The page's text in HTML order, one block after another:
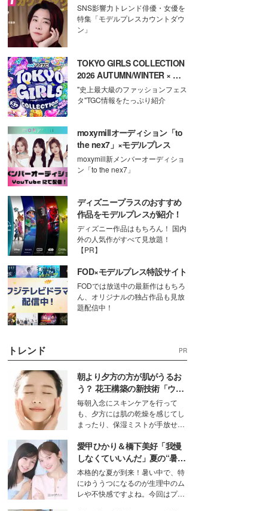
SNS影響力トレンド俳優・女優を
特集「モデルプレスカウントダウ
ン」
TOKYO GIRLS COLLECTION
2026 AUTUMN/WINTER × モ
デルプレス
"史上最大級のファッションフェス
タ"TGC情報をたっぷり紹介
moxymillオーディション「to
the nex7」×モデルプレス
moxymill新メンバーオーディショ
ン「to the nex7」
ディズニープラスのおすすめ
作品をモデルプレスが紹介！
ディズニー作品はもちろん！ 国内
外の人気作がすべて見放題！
【PR】
FOD×モデルプレス特設サイト
FODでは放送中の最新作はもちろ
ん、オリジナルの独占作品も見放
題配信中！
トレンド PR
朝より夕方の方が肌がうるお
う？ 花王構築の新技術「ウォ
ーターキャプチャリングスキ
ン（捕水肌）」がスキンケア
の常識を変える予感
毎朝入念にスキンケアを行って
も、夕方には肌の乾燥を感じてし
まったり、保湿ミストが手放せな
な美容の常識を大きく変える可能
性を秘めた、革新的な「Water
Capturing Skin（ウォーターキャ
プチャリングスキン：捕水肌）」
技術を、花王が構築した。
愛甲ひかり＆橋下美好「我慢
しなくていいんだ」夏の“暑さ
対策”の新しい選択肢とは？
本格的な夏が到来！暑い中で、特
にゆううつになるのが生理中のム
レや不快感ですよね。今回はプラ